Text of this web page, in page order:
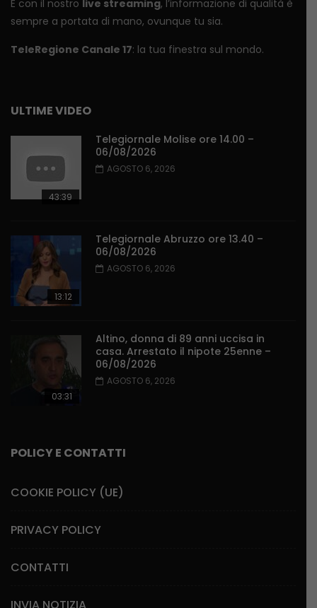
E con il nostro live streaming, l’informazione di qualità è
sempre a portata di mano, ovunque tu sia.
TeleRegione Canale 17: la tua finestra sul mondo.
ULTIME VIDEO
43:39
Telegiornale Molise ore 14.00 –
06/08/2026
AGOSTO 6, 2026
13:12
Telegiornale Abruzzo ore 13.40 –
06/08/2026
AGOSTO 6, 2026
03:31
Altino, donna di 89 anni uccisa in
casa. Arrestato il nipote 25enne –
06/08/2026
AGOSTO 6, 2026
POLICY E CONTATTI
COOKIE POLICY (UE)
PRIVACY POLICY
CONTATTI